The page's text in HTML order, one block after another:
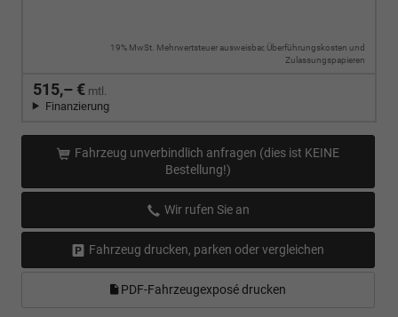
19% MwSt. Mehrwertsteuer ausweisbar, Überführungskosten und
Zulassungspapieren
515,– € mtl.
Finanzierung
Fahrzeug unverbindlich anfragen (dies ist KEINE
Bestellung!)
Wir rufen Sie an
Fahrzeug drucken, parken oder vergleichen
PDF-Fahrzeugexposé drucken